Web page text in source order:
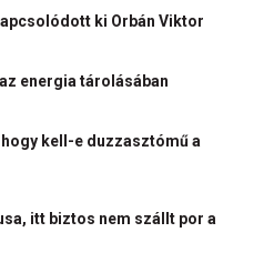
ki Orbán Viktor
energia tárolásában
kell-e duzzasztómű a
itt biztos nem szállt por a